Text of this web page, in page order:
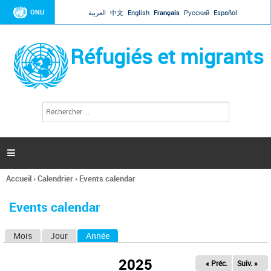
Jump to navigation
ONU العربية 中文 English Français Русский Español
Réfugiés et migrants
l
c
h
e

Vous
ici
Accueil›Calendrier› Events calendar
Events calendar
Mois Jour Année
2025 « Préc. Suiv. »